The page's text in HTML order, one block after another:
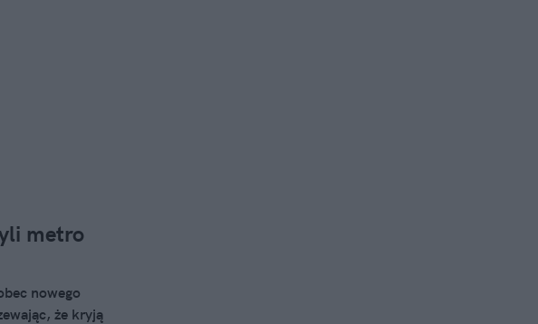
metro
nowego
że kryją